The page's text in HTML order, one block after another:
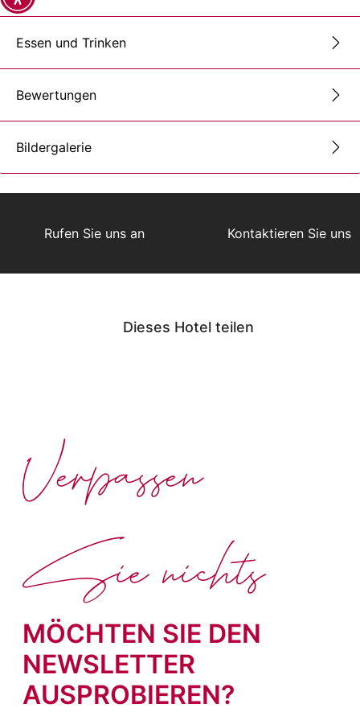
Essen und Trinken
Bewertungen
Bildergalerie
Rufen Sie uns an Kontaktieren Sie uns
Dieses Hotel teilen
MÖCHTEN SIE DEN
NEWSLETTER
AUSPROBIEREN?
Verpassen
Sie nichts